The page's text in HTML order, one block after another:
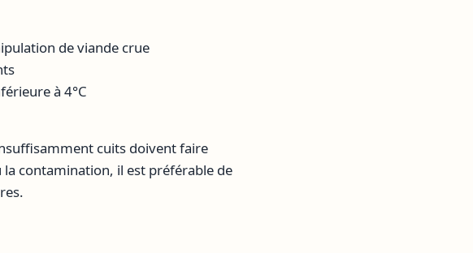
de viande crue
à 4°C
cuits doivent faire
la contamination, il est préférable de